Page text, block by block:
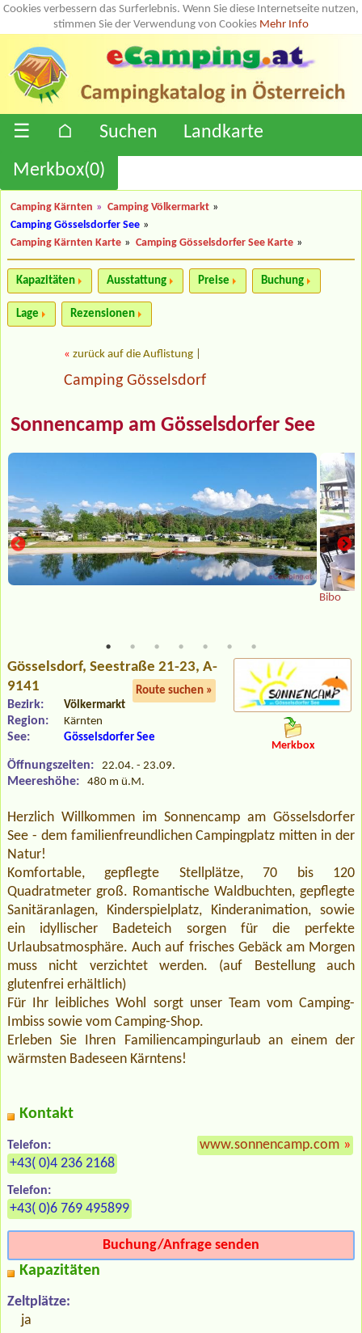
Cookies verbessern das Surferlebnis. Wenn Sie diese Internetseite nutzen,
stimmen Sie der Verwendung von Cookies Mehr Info
☰ ⌂ Suchen
Landkarte
Merkbox(0)
Camping Kärnten » Camping Völkermarkt »
Camping Gösselsdorfer See »
Camping Kärnten Karte » Camping Gösselsdorfer See Karte »
Kapazitäten Ausstattung Preise Buchung
Lage Rezensionen
« zurück auf die Auflistung
Camping Gösselsdorf
Sonnencamp am Gösselsdorfer See
Bibo
Gösselsdorf, Seestraße 21-23, A-
9141
Route suchen »
Bezirk: Völkermarkt
Region: Kärnten
See: Gösselsdorfer See
Öffnungszeiten: 22.04. - 23.09.
Meereshöhe: 480 m ü.M.
Merkbox
Herzlich Willkommen im Sonnencamp am Gösselsdorfer
See - dem familienfreundlichen Campingplatz mitten in der
Natur!
Komfortable, gepflegte Stellplätze, 70 bis 120
Quadratmeter groß. Romantische Waldbuchten, gepflegte
Sanitäranlagen, Kinderspielplatz, Kinderanimation, sowie
ein idyllischer Badeteich sorgen für die perfekte
Urlaubsatmosphäre. Auch auf frisches Gebäck am Morgen
muss nicht verzichtet werden. (auf Bestellung auch
glutenfrei erhältlich)
Für Ihr leibliches Wohl sorgt unser Team vom Camping-
Imbiss sowie vom Camping-Shop.
Erleben Sie Ihren Familiencampingurlaub an einem der
wärmsten Badeseen Kärntens!
Kontakt
Telefon:
+43( 0)4 236 2168
Telefon:
+43( 0)6 769 495899
www.sonnencamp.com »
Buchung/Anfrage senden
Kapazitäten
Zeltplätze:
ja